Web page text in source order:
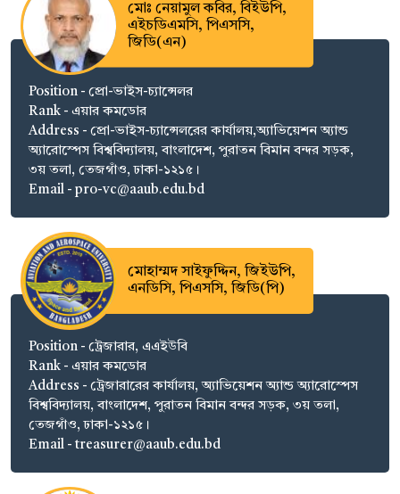
মোঃ নেয়ামুল কবির, বিইউপি,
এইচডিএমসি, পিএসসি,
জিডি(এন)
Position - প্রো-ভাইস-চ্যান্সেলর
Rank - এয়ার কমডোর
Address - প্রো-ভাইস-চ্যান্সেলরের কার্যালয়,অ্যাভিয়েশন অ্যান্ড
অ্যারোস্পেস বিশ্ববিদ্যালয়, বাংলাদেশ, পুরাতন বিমান বন্দর সড়ক,
৩য় তলা, তেজগাঁও, ঢাকা-১২১৫।
Email - pro-vc@aaub.edu.bd
মোহাম্মদ সাইফুদ্দিন, জিইউপি,
এনডিসি, পিএসসি, জিডি(পি)
Position - ট্রেজারার, এএইউবি
Rank - এয়ার কমডোর
Address - ট্রেজারারের কার্যালয়, অ্যাভিয়েশন অ্যান্ড অ্যারোস্পেস
বিশ্ববিদ্যালয়, বাংলাদেশ, পুরাতন বিমান বন্দর সড়ক, ৩য় তলা,
তেজগাঁও, ঢাকা-১২১৫।
Email - treasurer@aaub.edu.bd